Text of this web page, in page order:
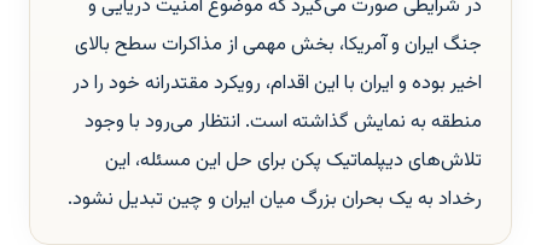
در شرایطی صورت می‌گیرد که موضوع امنیت دریایی و
جنگ ایران و آمریکا، بخش مهمی از مذاکرات سطح بالای
اخیر بوده و ایران با این اقدام، رویکرد مقتدرانه خود را در
منطقه به نمایش گذاشته است. انتظار می‌رود با وجود
تلاش‌های دیپلماتیک پکن برای حل این مسئله، این
رخداد به یک بحران بزرگ میان ایران و چین تبدیل نشود.